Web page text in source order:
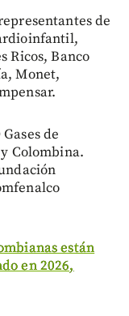
de
Ricos, Banco
Monet,
de
Colombina.
están
en 2026,